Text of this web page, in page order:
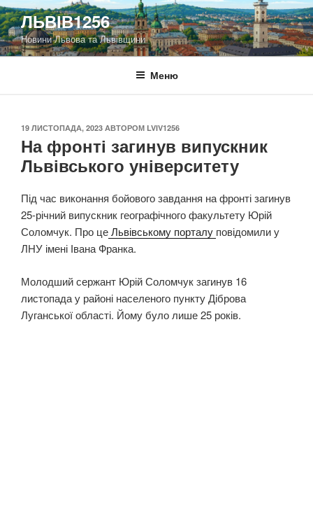
Перейти
до
вмісту
ЛЬВІВ1256
Новини Львова та Львівщини
Меню
ОПУБЛІКОВАНО
19 ЛИСТОПАДА, 2023 АВТОРОМ LVIV1256
На фронті загинув випускник
Львівського університету
Під час виконання бойового завдання на фронті загинув
25-річний випускник географічного факультету Юрій
Соломчук. Про цеЛьвівському порталу повідомили у
ЛНУ імені Івана Франка.
Молодший сержант Юрій Соломчук загинув 16
листопада у районі населеного пункту Діброва
Луганської області. Йому було лише 25 років.